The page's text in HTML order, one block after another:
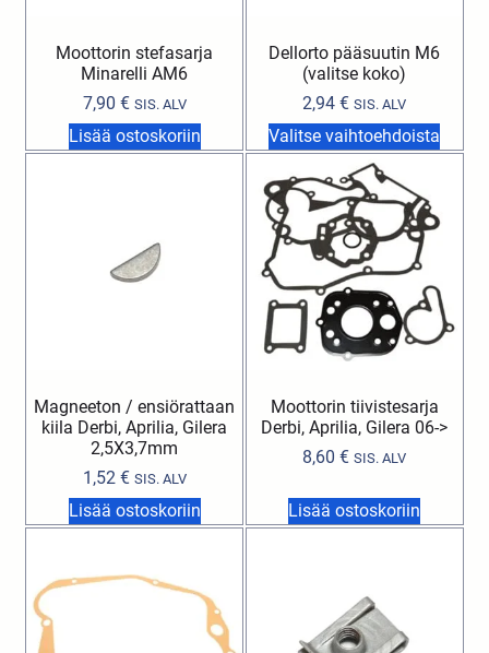
Moottorin stefasarja
Minarelli AM6
7,90 € SIS. ALV
Lisää ostoskoriin
Dellorto pääsuutin M6
(valitse koko)
2,94€ SIS. ALV
Valitse vaihtoehdoista
Magneeton / ensiörattaan
kiila Derbi, Aprilia, Gilera
2,5X3,7mm
1,52 € SIS. ALV
Lisää ostoskoriin
Moottorin tiivistesarja
Derbi, Aprilia, Gilera 06->
8,60€ SIS. ALV
Lisää ostoskoriin